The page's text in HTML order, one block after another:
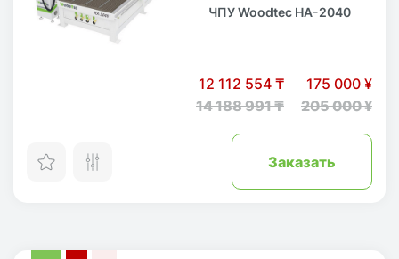
ЧПУ Woodtec HA-2040
12 112 554 ₸
14 188 991 ₸
175 000 ¥
205 000 ¥
Заказать